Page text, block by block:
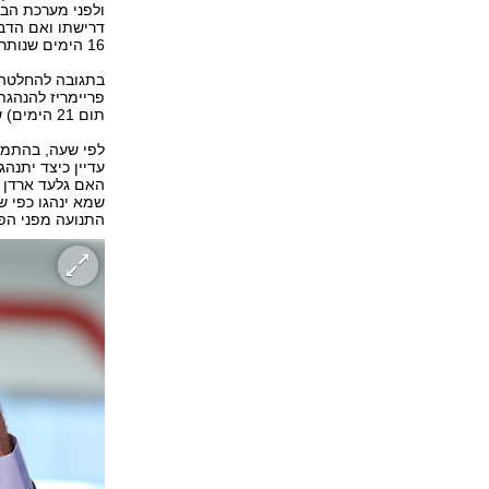
ולפני מערכת
דרישתו ואם
16 הימים שנותרו להרכבת הממשלה - אם כי האפשרות הזאת קלושה.
בתגובה
פריימריז
תום 21 הימים) שתאפשר מניעת בחירות שלישיות".
לפי שעה,
עדיין כיצד
האם גלעד ארדן
שמא ינהגו כפי
התנועה מפני